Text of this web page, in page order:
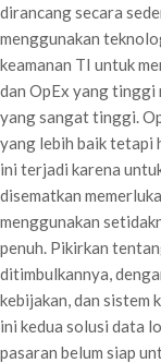
dirancang secara
menggunakan
keamanan TI untuk
dan OpEx yang tinggi
yang sangat tinggi.
yang lebih baik tetapi
ini terjadi karena
disematkan
menggunakan
penuh. Pikirkan
ditimbulkannya,
kebijakan, dan sistem
ini kedua solusi data
pasaran belum siap